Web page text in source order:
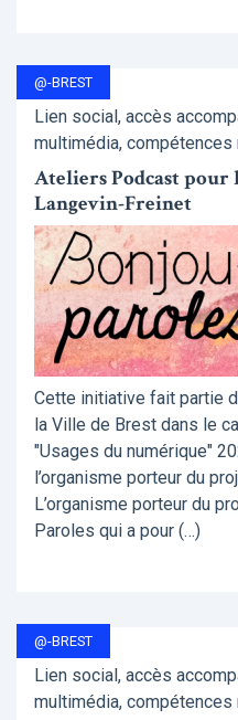
@-BREST
Lien social, accès
multimédia,
Ateliers Podcast pour
Langevin-Freinet
Cette initiative fait partie
la Ville de Brest dans le
"Usages du numérique"
l’organisme porteur du
L’organisme porteur du
Paroles qui a pour (…)
@-BREST
Lien social, accès
multimédia,